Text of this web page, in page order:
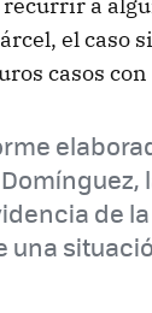
el caso
casos con
de
una